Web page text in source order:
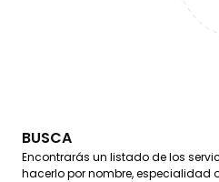
BUSCA
Encontrarás un listado de los
hacerlo por nombre, especialidad